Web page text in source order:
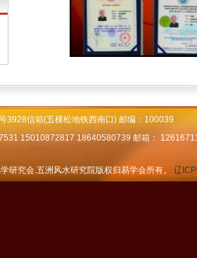
3928信箱(五棵松地铁西南口) 邮编：100039
15010872817 18640580739 邮箱：
研究会.五洲风水研究院版权归易学会所有。 辽